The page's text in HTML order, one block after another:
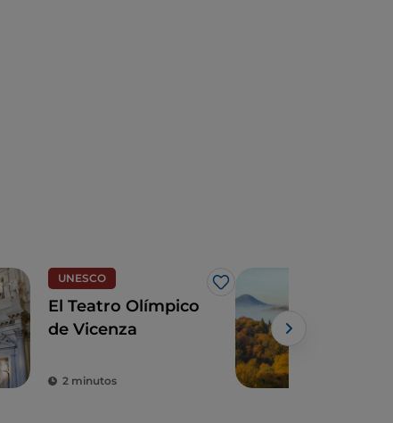
UNESCO
Me gusta
El Teatro Olímpico
de Vicenza
2 minutos